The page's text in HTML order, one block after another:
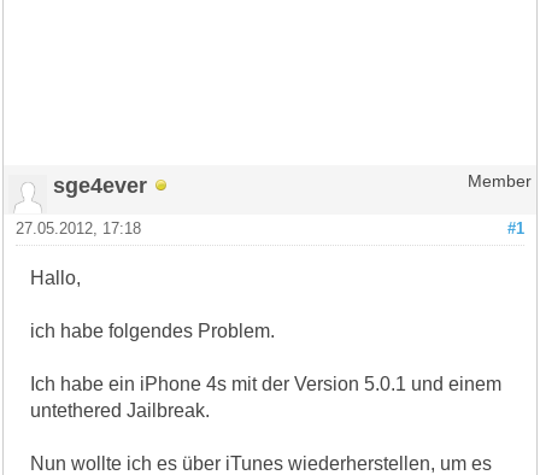
sge4ever Member
#1
27.05.2012, 17:18
Hallo,
ich habe folgendes Problem.
Ich habe ein iPhone 4s mit der Version 5.0.1 und einem
untethered Jailbreak.
Nun wollte ich es über iTunes wiederherstellen, um es